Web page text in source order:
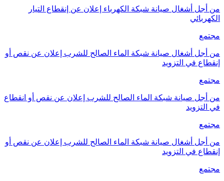
من أجل أشغال صيانة شبكة الكهرباء إعلان عن إنقطاع التيار
الكهربائي
مجتمع
من أجل أشغال صيانة شبكة الماء الصالح للشرب إعلان عن نقص أو
إنقطاع في التزويد
مجتمع
من أجل صيانة شبكة الماء الصالح للشرب إعلان عن نقص أو انقطاع
في التزويد
مجتمع
من أجل أشغال صيانة شبكة الماء الصالح للشرب إعلان عن نقص أو
إنقطاع في التزويد
مجتمع